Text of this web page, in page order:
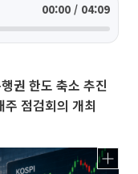
00:00 / 04:09
권 한도 축소 추진
점검회의 개최